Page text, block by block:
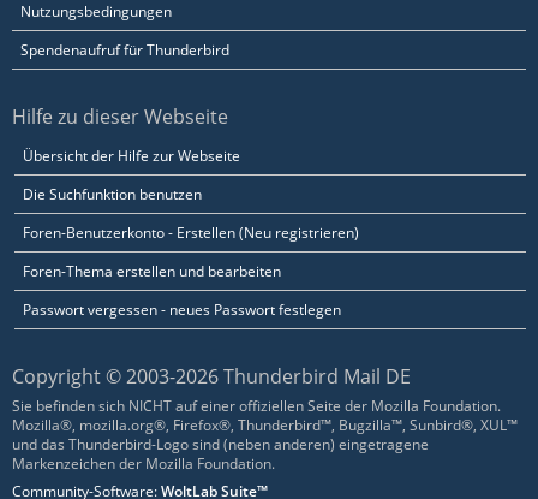
Nutzungsbedingungen
Spendenaufruf für Thunderbird
Hilfe zu dieser Webseite
Übersicht der Hilfe zur Webseite
Die Suchfunktion benutzen
Foren-Benutzerkonto - Erstellen (Neu registrieren)
Foren-Thema erstellen und bearbeiten
Passwort vergessen - neues Passwort festlegen
Copyright © 2003-2026 Thunderbird Mail DE
Sie befinden sich NICHT auf einer offiziellen Seite der Mozilla Foundation.
Mozilla®, mozilla.org®, Firefox®, Thunderbird™, Bugzilla™, Sunbird®, XUL™
und das Thunderbird-Logo sind (neben anderen) eingetragene
Markenzeichen der Mozilla Foundation.
Community-Software:WoltLab Suite™